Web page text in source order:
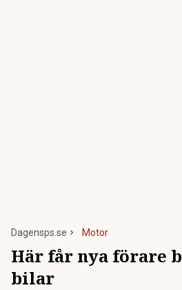
Dagensps.se Motor
Här får nya förare
bilar